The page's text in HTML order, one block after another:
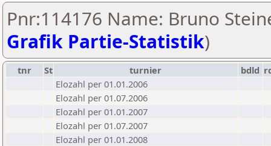
Pnr:114176 Name: Bruno
Grafik Partie-Statistik)
tnr St turnier bdld
Elozahl per 01.01.2006
Elozahl per 01.07.2006
Elozahl per 01.01.2007
Elozahl per 01.07.2007
Elozahl per 01.01.2008